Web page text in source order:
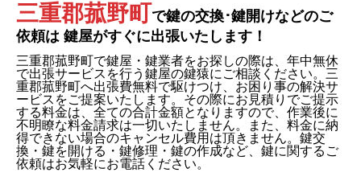
三重郡菰野町で鍵の交換･鍵開けなどのご
依頼は 鍵屋がすぐに出張いたします！
三重郡菰野町で鍵屋・鍵業者をお探しの際は、年中無休
で出張サービスを行う鍵屋の鍵猿にご相談ください。三
重郡菰野町へ出張費無料で駆けつけ、お困り事の解決サ
ービスをご提案いたします。その際にお見積りでご提示
する料金は、全ての合計金額となりますので、作業後に
不明瞭な料金請求は一切いたしません。また、料金に納
得できない場合のキャンセル費用は頂きません。鍵交
換・鍵を開ける・鍵修理・鍵の作成など、鍵に関するご
依頼はお気軽にお電話ください。